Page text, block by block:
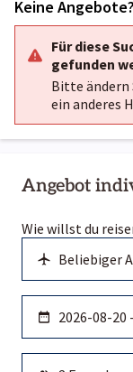
Angebot
Wie willst du
Keine Angebote?
Für diese
gefunden
Bitte ändern
ein anderes